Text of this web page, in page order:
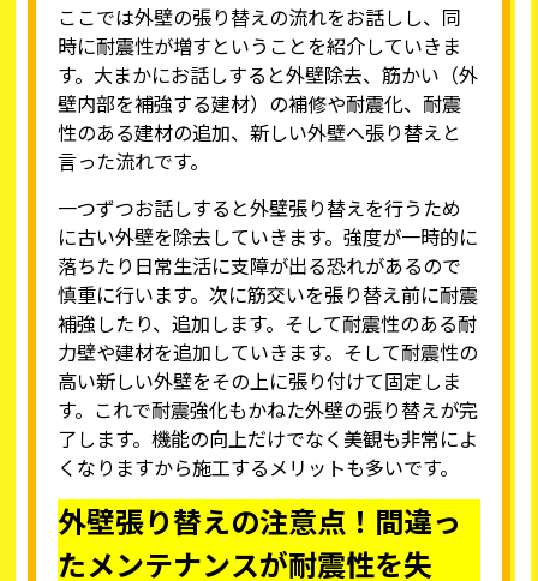
ここでは外壁の張り替えの流れをお話しし、同
時に耐震性が増すということを紹介していきま
す。大まかにお話しすると外壁除去、筋かい（外
壁内部を補強する建材）の補修や耐震化、耐震
性のある建材の追加、新しい外壁へ張り替えと
言った流れです。
一つずつお話しすると外壁張り替えを行うため
に古い外壁を除去していきます。強度が一時的に
落ちたり日常生活に支障が出る恐れがあるので
慎重に行います。次に筋交いを張り替え前に耐震
補強したり、追加します。そして耐震性のある耐
力壁や建材を追加していきます。そして耐震性の
高い新しい外壁をその上に張り付けて固定しま
す。これで耐震強化もかねた外壁の張り替えが完
了します。機能の向上だけでなく美観も非常によ
くなりますから施工するメリットも多いです。
外壁張り替えの注意点！間違っ
たメンテナンスが耐震性を失